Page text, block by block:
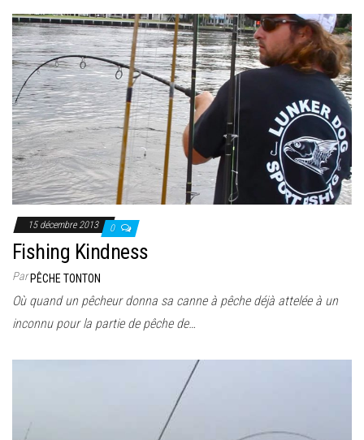
15 décembre 2013 0
Fishing Kindness
ParPÊCHE TONTON
Où quand un pêcheur donna sa canne à pêche déjà attelée à un
inconnu pour la partie de pêche de…